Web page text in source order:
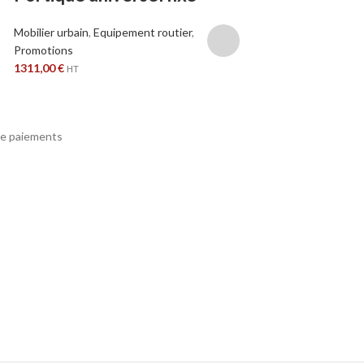
Mobilier urbain,Equipement routier,
Promotions
1311,00€ HT
paiements